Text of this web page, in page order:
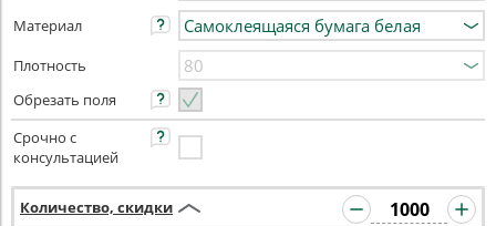
Материал
Плотность
Обрезать поля
Срочно с
консультацией
Количество, скидки